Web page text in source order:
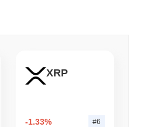
أكبر الأسماء في وول ستريت تؤمن الآن بلوكتشين Arc من Circle XRP
-1.33% #6